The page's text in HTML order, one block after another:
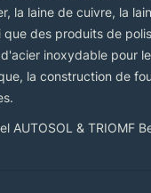
la laine de cuivre, la
que des produits de
inoxydable pour
la construction de
AUTOSOL & TRIOMF